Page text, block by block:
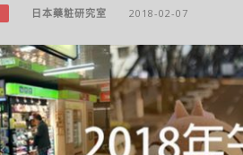
日本藥粧研究室 2018-02-07